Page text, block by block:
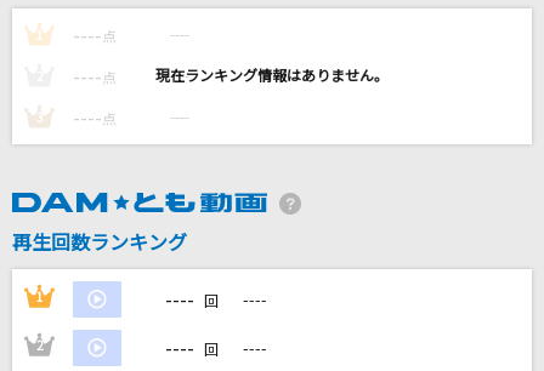
I'm a mess
MY FIRST STORY
[生音]ピースサイン
米津玄師
もののけ姫
米良美一
DAMの新曲・ランキングなど
1 ---- 点 ----
---- 点 ----
3 ---- 点 ----
再生回数ランキング
1 ---- 回 ----
2 ---- 回 ----